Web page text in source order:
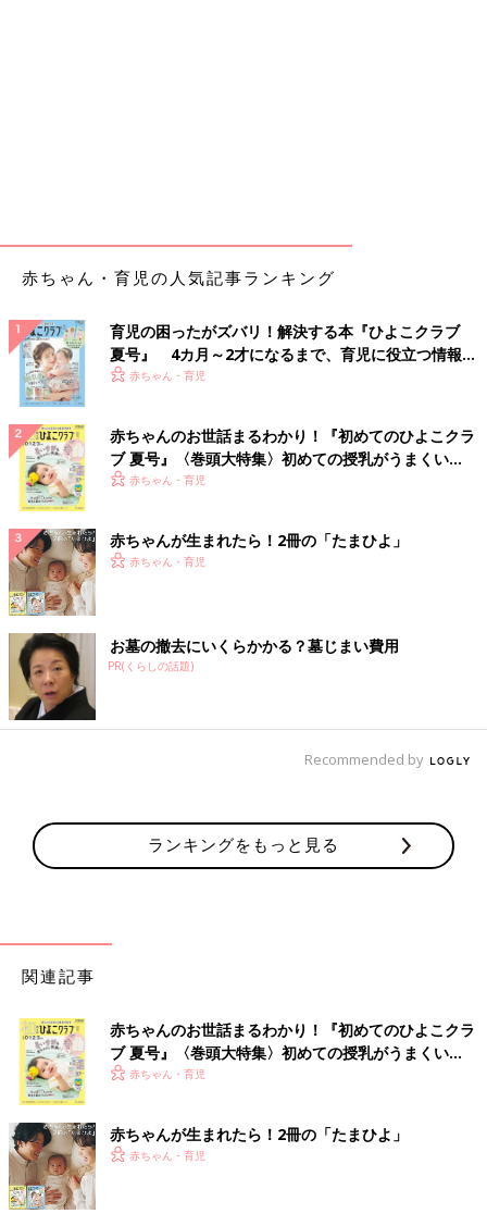
赤ちゃん・育児の人気記事ランキング
育児の困ったがズバリ！解決する本『ひよこクラブ
夏号』 4カ月～2才になるまで、育児に役立つ情報が
いっぱい！
赤ちゃん・育児
赤ちゃんのお世話まるわかり！『初めてのひよこクラ
ブ 夏号』〈巻頭大特集〉初めての授乳がうまくい
く！ おっぱい・ミルクの基本と夏のトラブル 解決テ
赤ちゃん・育児
赤ちゃんが生まれたら！2冊の「たまひよ」
赤ちゃん・育児
お墓の撤去にいくらかかる？墓じまい費用
PR(くらしの話題)
Recommended by
ランキングをもっと見る
関連記事
赤ちゃんのお世話まるわかり！『初めてのひよこクラ
ブ 夏号』〈巻頭大特集〉初めての授乳がうまくい
く！ おっぱい・ミルクの基本と夏のトラブル 解決テ
赤ちゃん・育児
赤ちゃんが生まれたら！2冊の「たまひよ」
赤ちゃん・育児